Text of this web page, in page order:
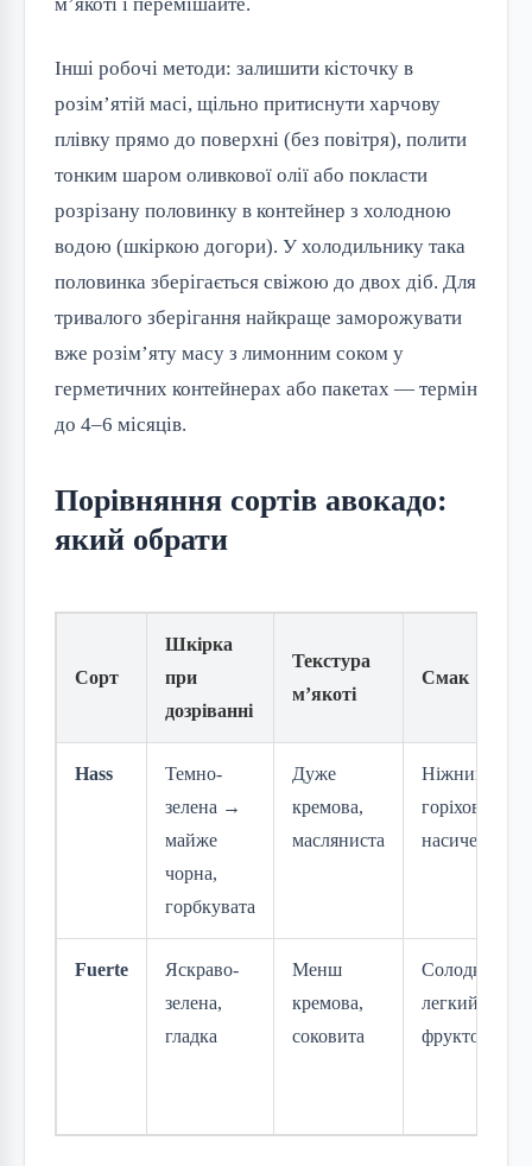
Інші робочі методи: залишити кісточку в
розім’ятій масі, щільно притиснути харчову
плівку прямо до поверхні (без повітря), полити
тонким шаром оливкової олії або покласти
розрізану половинку в контейнер з холодною
водою (шкіркою догори). У холодильнику така
половинка зберігається свіжою до двох діб. Для
тривалого зберігання найкраще заморожувати
вже розім’яту масу з лимонним соком у
герметичних контейнерах або пакетах — термін
до 4–6 місяців.
Порівняння сортів авокадо:
який обрати
Сорт
Шкірка
при
дозріванні
Текстура
м’якоті
Смак
Hass
Темно-
зелена →
майже
чорна,
горбкувата
Дуже
кремова,
масляниста
Ніжний,
горіховий,
насичений
Fuerte
Яскраво-
зелена,
гладка
Менш
кремова,
соковита
легкий,
фруктовий